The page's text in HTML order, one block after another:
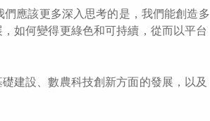
應該更多深入思考的是，我們能創造多
如何變得更綠色和可持續，從而以平台
建設、數農科技創新方面的發展，以及